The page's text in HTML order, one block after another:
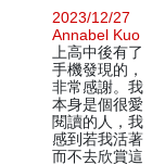
2023/12/27
Annabel Kuo
上高中後有了
手機發現的，
非常感謝。我
本身是個很愛
閱讀的人，我
感到若我活著
而不去欣賞這